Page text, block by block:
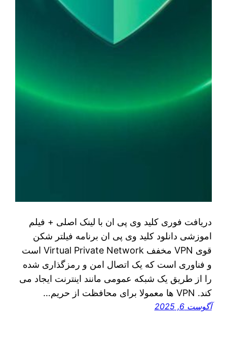
دریافت فوری کلید وی پی ان با لینک اصلی + فیلم
اموزشی دانلود کلید وی پی ان برنامه فیلتر شکن
قوی VPN مخفف Virtual Private Network است
و فناوری است که یک اتصال امن و رمزگذاری شده
را از طریق یک شبکه عمومی مانند اینترنت ایجاد می
کند. VPN ها معمولا برای محافظت از حریم…
آگوست 6, 2025